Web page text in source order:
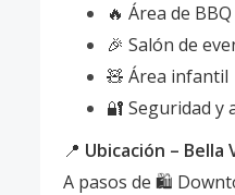
🔥 Área de BBQ
🎉 Salón de
🧸 Área infantil
🔐 Seguridad y
📍 Ubicación – Bella
A pasos de 🛍️